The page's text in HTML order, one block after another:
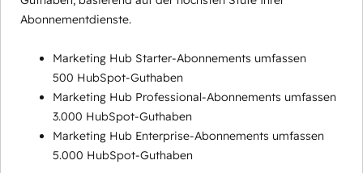
Abonnementdienste.
Marketing Hub Starter-Abonnements umfassen
500 HubSpot-Guthaben
Marketing Hub Professional-Abonnements umfassen
3.000 HubSpot-Guthaben
Marketing Hub Enterprise-Abonnements umfassen
5.000 HubSpot-Guthaben